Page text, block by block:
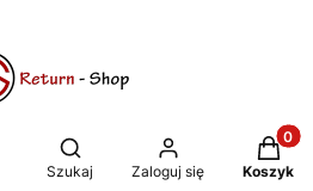
Otwórz wyszukiwarkę
Szukaj Zaloguj się Koszyk